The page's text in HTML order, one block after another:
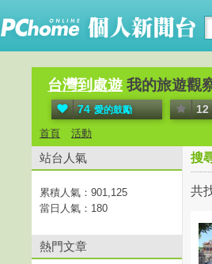
台灣到處遊 我的旅遊觀
74 愛的鼓勵 12
首頁 活動
搜
共
站台人氣
累積人氣： 901,125
當日人氣： 180
熱門文章